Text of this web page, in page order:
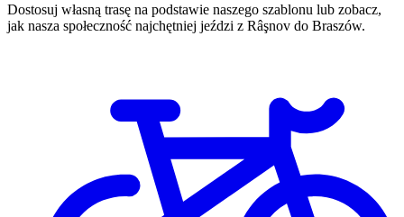
Dostosuj własną trasę na podstawie naszego szablonu lub zobacz,
jak nasza społeczność najchętniej jeździ z Râşnov do Braszów.